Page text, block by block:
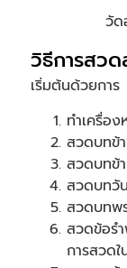
วัด
วิธีการสวด
เริ่มต้นด้วยการ
ทำเครื่อง
สวดบทข้า
สวดบทข้
สวดบทวั
สวดบทพ
สวดข้อร
การสวด